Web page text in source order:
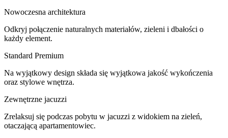
Nowoczesna architektura
Odkryj połączenie naturalnych materiałów, zieleni i dbałości o
każdy element.
Standard Premium
Na wyjątkowy design składa się wyjątkowa jakość wykończenia
oraz stylowe wnętrza.
Zewnętrzne jacuzzi
Zrelaksuj się podczas pobytu w jacuzzi z widokiem na zieleń,
otaczającą apartamentowiec.